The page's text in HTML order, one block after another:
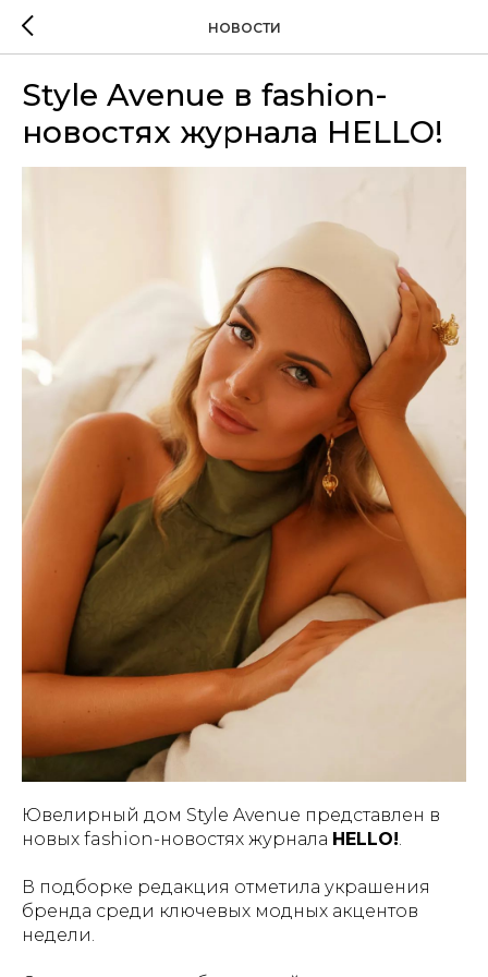
НОВОСТИ
Style Avenue в fashion-
новостях журнала HELLO!
Ювелирный дом Style Avenue представлен в
новых fashion-новостях журнала HELLO!.
В подборке редакция отметила украшения
бренда среди ключевых модных акцентов
недели.